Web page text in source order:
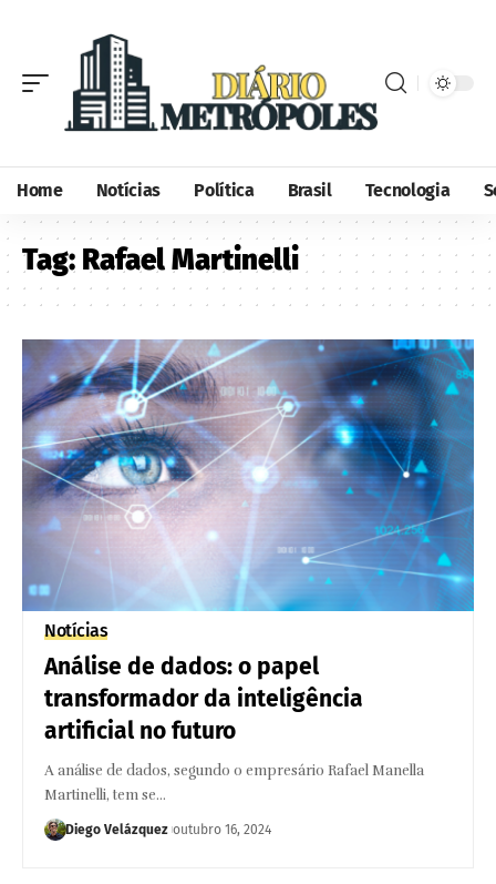
Home Notícias Política Brasil Tecnologia
Tag: Rafael Martinelli
Notícias
Análise de dados: o papel
transformador da inteligência
artificial no futuro
A análise de dados, segundo o empresário Rafael Manella
Martinelli, tem se…
Diego Velázquez outubro 16, 2024